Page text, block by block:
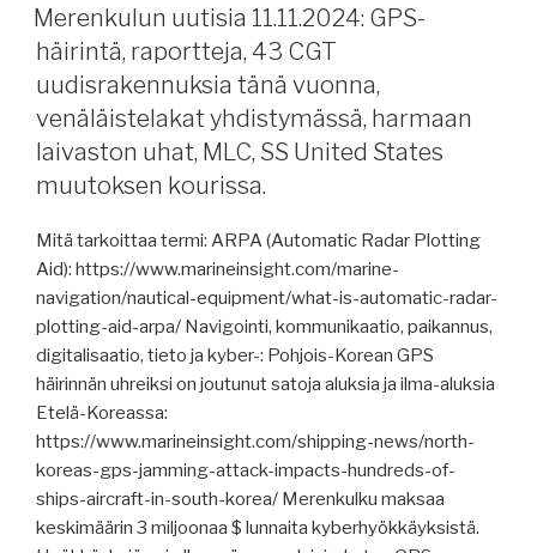
sähköinen
konossementti,
Mikko
Heikkilän
väitöskirja.”
palkkataso
nousussa,
raportteja,
eläinkuljetukset,
uusi
päästörajoitusalue
Pohjois-
hintakatto-
ohjeiden
päivitys.”
Merenkulun uutisia 11.11.2024: GPS-
häirintä, raportteja, 43 CGT
uudisrakennuksia tänä vuonna,
venäläistelakat yhdistymässä, harmaan
laivaston uhat, MLC, SS United States
muutoksen kourissa.
Mitä tarkoittaa termi: ARPA (Automatic Radar Plotting
Aid): https://www.marineinsight.com/marine-
navigation/nautical-equipment/what-is-automatic-radar-
plotting-aid-arpa/ Navigointi, kommunikaatio, paikannus,
digitalisaatio, tieto ja kyber-: Pohjois-Korean GPS
häirinnän uhreiksi on joutunut satoja aluksia ja ilma-aluksia
Etelä-Koreassa:
https://www.marineinsight.com/shipping-news/north-
koreas-gps-jamming-attack-impacts-hundreds-of-
ships-aircraft-in-south-korea/ Merenkulku maksaa
keskimäärin 3 miljoonaa $ lunnaita kyberhyökkäyksistä.